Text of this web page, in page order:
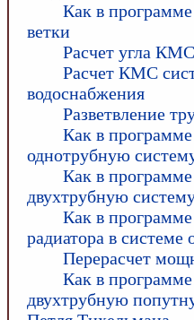
Как в программе
ветки
Расчет угла
Расчет КМС
водоснабжения
Разветвление
Как в программе
однотрубную
Как в программе
двухтрубную
Как в программе
радиатора в системе
Перерасчет
Как в программе
двухтрубную